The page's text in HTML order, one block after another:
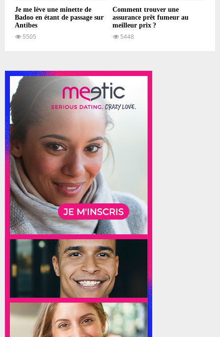
Je me lève une minette de
Badoo en étant de passage sur
Antibes
5505
Comment trouver une
assurance prêt fumeur au
meilleur prix ?
5448